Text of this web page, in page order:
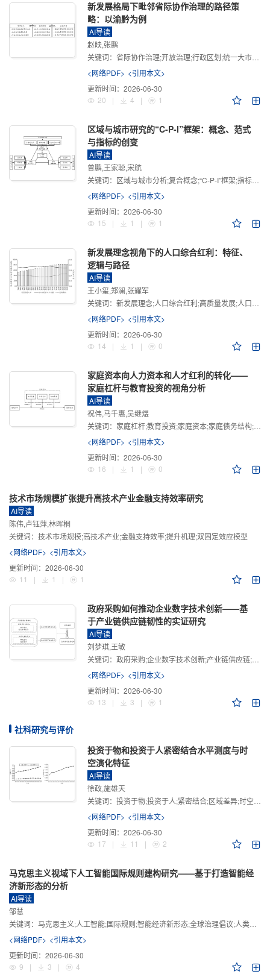
新发展格局下毗邻省际协作治理的路径策
略：以渝黔为例
AI导读
赵映,张鹏
关键词： 省际协作治理;开放治理;行政区划;统一大市场;新发展格局
<网络PDF> <引用本文>
更新时间： 2026-06-30
20
| 4 | 1
区域与城市研究的“C-P-I”框架：概念、范式
与指标的创变
AI导读
曾鹏,王家聪,宋航
关键词： 区域与城市分析;复合概念;“C-P-I”框架;指标体系
<网络PDF> <引用本文>
更新时间： 2026-06-30
15
| 1 | 1
新发展理念视角下的人口综合红利：特征、
逻辑与路径
AI导读
王小玺,郑澜,张耀军
关键词： 新发展理念;人口综合红利;高质量发展;人口政策;中国式现代化
<网络PDF> <引用本文>
更新时间： 2026-06-30
14
| 1 | 0
家庭资本向人力资本和人才红利的转化——
家庭杠杆与教育投资的视角分析
AI导读
祝伟,马千惠,吴继煜
关键词： 家庭杠杆;教育投资;家庭资本;家庭债务结构;CHFS
<网络PDF> <引用本文>
更新时间： 2026-06-30
16
| 1 | 0
技术市场规模扩张提升高技术产业金融支持效率研究
AI导读
陈伟,卢钰萍,林晖桐
关键词： 技术市场规模;高技术产业;金融支持效率;提升机理;双固定效应模型
<网络PDF> <引用本文>
更新时间： 2026-06-30
11
| 1 | 1
政府采购如何推动企业数字技术创新——基
于产业链供应链韧性的实证研究
AI导读
刘梦琪,王敏
关键词： 政府采购;企业数字技术创新;产业链供应链;产业链供应链韧性;需求侧财政政策
<网络PDF> <引用本文>
更新时间： 2026-06-30
13
| 3 | 1
社科研究与评价
投资于物和投资于人紧密结合水平测度与时
空演化特征
AI导读
徐政,施雄天
关键词： 投资于物;投资于人;紧密结合;区域差异;时空演化
<网络PDF> <引用本文>
更新时间： 2026-06-30
17
| 11 | 2
马克思主义视域下人工智能国际规则建构研究——基于打造智能经
济新形态的分析
AI导读
邹慧
关键词： 马克思主义;人工智能;国际规则;智能经济新形态;全球治理倡议;人类命运共同体
<网络PDF> <引用本文>
更新时间： 2026-06-30
9
| 3 | 4